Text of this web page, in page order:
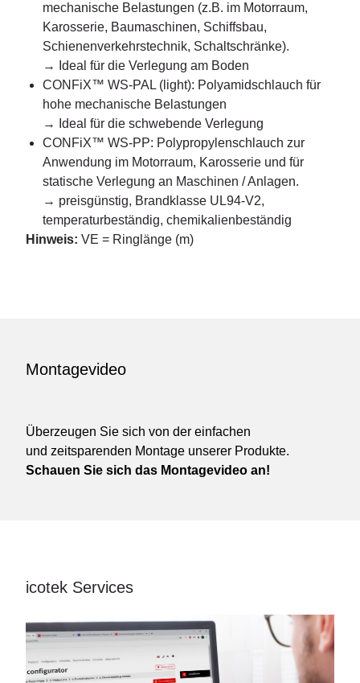
mechanische Belastungen (z.B. im Motorraum,
Karosserie, Baumaschinen, Schiffsbau,
Schienenverkehrstechnik, Schaltschränke).
→ Ideal für die Verlegung am Boden
CONFiX™ WS-PAL (light): Polyamidschlauch für
hohe mechanische Belastungen
→ Ideal für die schwebende Verlegung
CONFiX™ WS-PP: Polypropylenschlauch zur
Anwendung im Motorraum, Karosserie und für
statische Verlegung an Maschinen / Anlagen.
→ preisgünstig, Brandklasse UL94-V2,
temperaturbeständig, chemikalienbeständig
Hinweis: VE = Ringlänge (m)
Montagevideo
Überzeugen Sie sich von der einfachen
und zeitsparenden Montage unserer Produkte.
Schauen Sie sich das Montagevideo an!
icotek Services